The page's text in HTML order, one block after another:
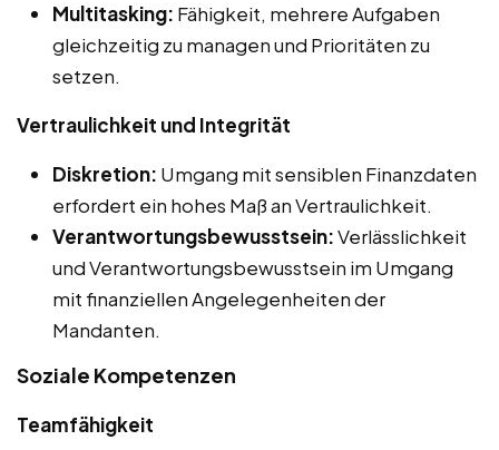
Multitasking: Fähigkeit, mehrere Aufgaben
gleichzeitig zu managen und Prioritäten zu
setzen.
Vertraulichkeit und Integrität
Diskretion: Umgang mit sensiblen Finanzdaten
erfordert ein hohes Maß an Vertraulichkeit.
Verantwortungsbewusstsein:Verlässlichkeit
und Verantwortungsbewusstsein im Umgang
mit finanziellen Angelegenheiten der
Mandanten.
Soziale Kompetenzen
Teamfähigkeit